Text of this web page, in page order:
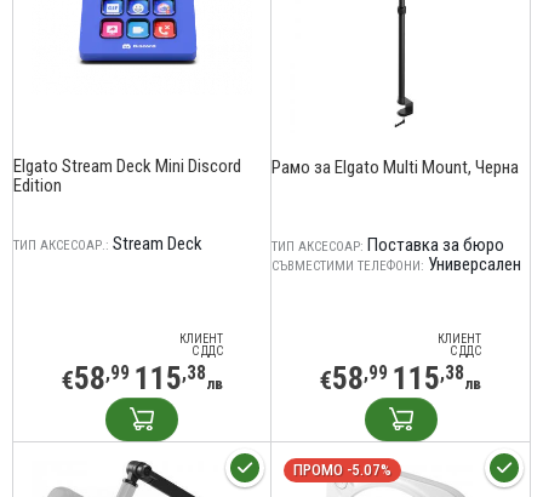
Elgato Stream Deck Mini Discord
Edition
ТИП АКСЕСОАР.: Stream Deck
КЛИЕНТ
С ДДС
€58,99 115,38лв
Рамо за Elgato Multi Mount, Черна
ТИП АКСЕСОАР: Поставка за бюро
СЪВМЕСТИМИ ТЕЛЕФОНИ: Универсален
КЛИЕНТ
С ДДС
€58,99 115,38лв
ПРОМО -5.07%